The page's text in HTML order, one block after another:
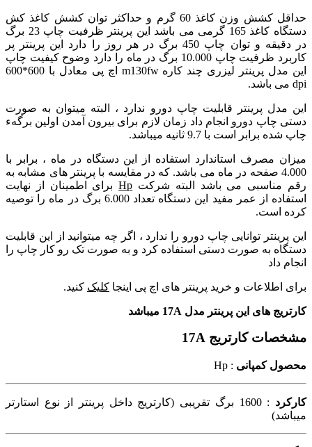
حداقل کشش وزن کاغذ 60 گرم و حداکثر توان کشش کاغذ کش
دستگاه کاغذ 165 گرمی می باشد این پرینتر ظرفیت چاپ 23 برگ
در دقیقه و توان چاپ 450 برگ در هر روز را دارد این پرینتر پر
کاربرد ظرفیت چاپ 10.000 برگ در ماه را دارد وضوح کیفیت چاپ
این مدل پرینتر لیزری چند کاره m130fw اچ پی معادل با 600*600
dpi می باشد.
این مدل پرینتر قابلیت چاپ دورو ندارد ، البته میتوان به صورت
دستی چاپ دورو انجام داد زمان لازم برای بیرون آمدن اولین برگهء
چاپ شده برابر است با 9.7 ثانیه میباشد.
میزان مصرف استاندارد استفاده از این دستگاه در ماه ، برابر با
4.000 صفحه در ماه می باشد. که در مقایسه با پرینتر های مشابه به
رقم مناسبی می باشد البته شرکت Hpبرای اطمینان از نهایت
استفاده از عمر مفید این دستگاه تعداد 6.000 برگ در ماه را توصیه
کرده است.
این پرینتر توانایی چاپ دورو را ندارد ، اگر چه میتوانید از این قابلیت
دستگاه به صورت دستی استفاده کرد و به صورت تک رو کار چاپ را
انجام داد
برای اطلاعات و خرید پرینتر های اچ پی اینجا کلیک کنید.
کارتریج های این پرینتر مدل 17A میباشد
مشخصات کارتریج 17A
محصول کمپانی : Hp
کارکرد
: 1600 برگ تقریبی (کارتریج داخل پرینتر از نوع استارتر
میباشد)